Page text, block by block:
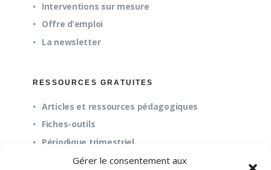
Gérer le consentement aux
Interventions sur mesure
Offre d’emploi
La newsletter
RESSOURCES GRATUITES
Articles et ressources pédagogiques
Fiches-outils
Périodique trimestriel